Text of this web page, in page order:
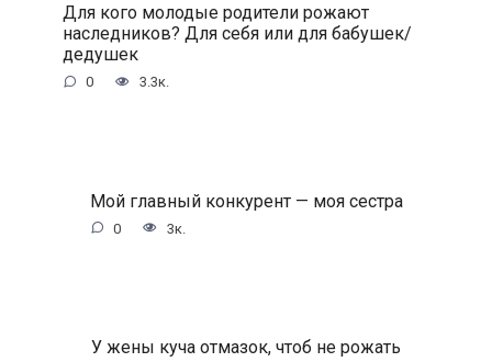
Для кого молодые родители рожают
наследников? Для себя или для бабушек/
дедушек
0 3.3к.
Мой главный конкурент — моя сестра
0 3к.
У жены куча отмазок, чтоб не рожать